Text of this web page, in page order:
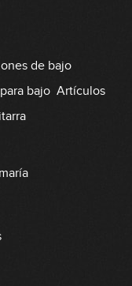
de bajo
bajo Artículos